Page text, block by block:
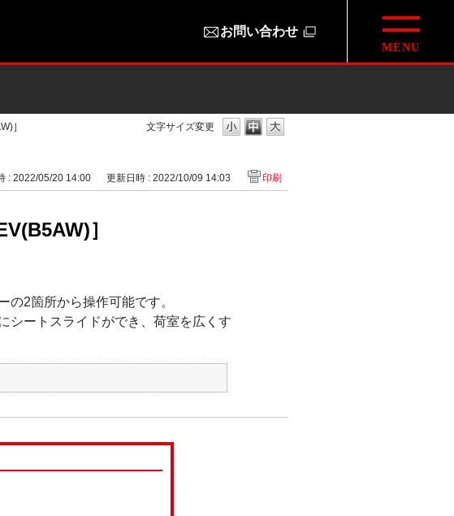
お問い合わせ
文字サイズ変更
］
: 2022/05/20 14:00 更新日時 : 2022/10/09 14:03 印刷
］
2箇所から操作可能です。
シートスライドができ、荷室を広くす